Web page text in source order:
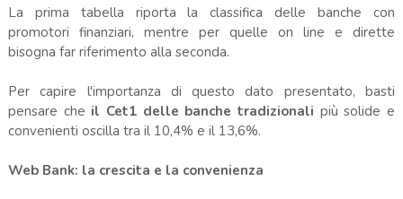
La prima tabella riporta la classifica delle banche con
promotori finanziari, mentre per quelle on line e dirette
bisogna far riferimento alla seconda.
Per capire l'importanza di questo dato presentato, basti
pensare che il Cet1 delle banche tradizionali più solide e
convenienti oscilla tra il 10,4% e il 13,6%.
Web Bank: la crescita e la convenienza